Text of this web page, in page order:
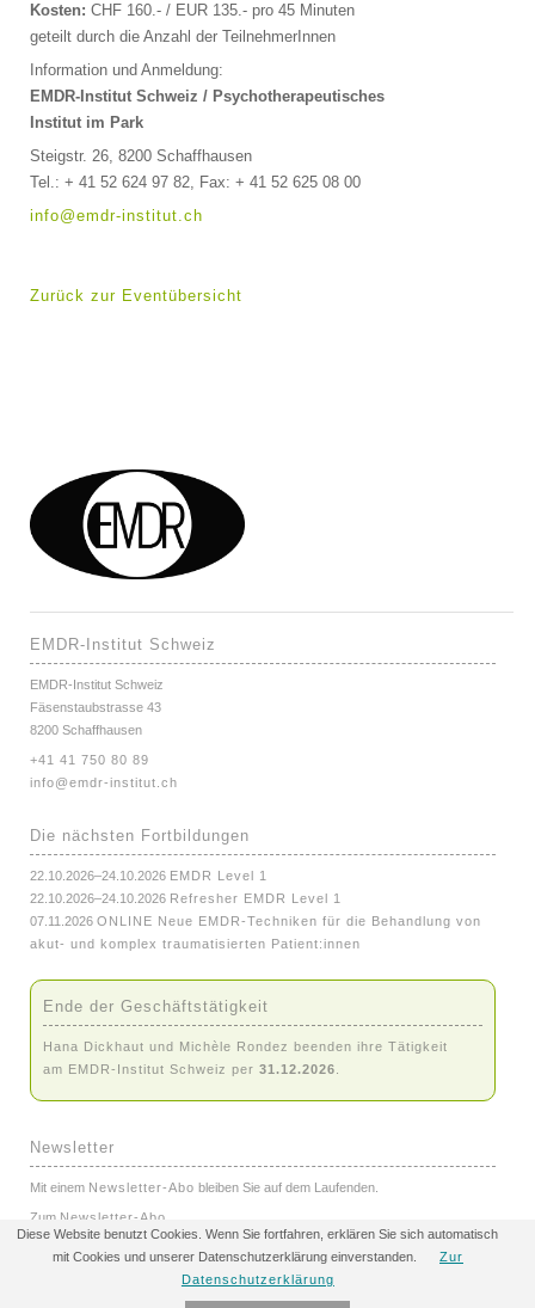
Kosten: CHF 160.- / EUR 135.- pro 45 Minuten
geteilt durch die Anzahl der TeilnehmerInnen
Information und Anmeldung:
EMDR-Institut Schweiz / Psychotherapeutisches
Institut im Park
Steigstr. 26, 8200 Schaffhausen
Tel.: + 41 52 624 97 82, Fax: + 41 52 625 08 00
info@emdr-institut.ch
Zurück zur Eventübersicht
EMDR-Institut Schweiz
EMDR-Institut Schweiz
Fäsenstaubstrasse 43
8200 Schaffhausen
+41 41 750 80 89
info@emdr-institut.ch
Die nächsten Fortbildungen
22.10.2026–24.10.2026 EMDR Level 1
22.10.2026–24.10.2026 Refresher EMDR Level 1
07.11.2026 ONLINE Neue EMDR-Techniken für die Behandlung von
akut- und komplex traumatisierten Patient:innen
Ende der Geschäftstätigkeit
Hana Dickhaut und Michèle Rondez beenden ihre Tätigkeit
am EMDR-Institut Schweiz per 31.12.2026
Newsletter
Mit einem Newsletter-Abo bleiben Sie auf dem Laufenden.
Zum Newsletter-Abo
© 2001-2026 EMDR-Institut Schweiz
Diese Website benutzt Cookies. Wenn Sie fortfahren, erklären Sie sich automatisch
mit Cookies und unserer Datenschutzerklärung einverstanden.
Zur
Datenschutzerklärung